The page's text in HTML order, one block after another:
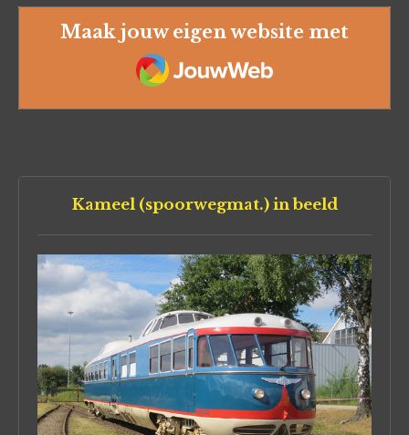
Maak jouw eigen website met
JouwWeb
Kameel (spoorwegmat.) in beeld